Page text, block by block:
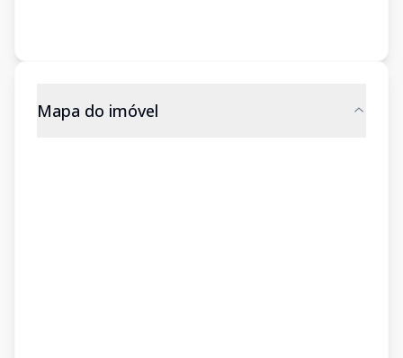
Mapa do imóvel